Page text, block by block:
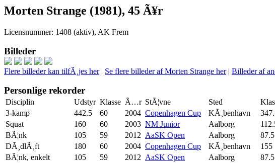
Morten Strange (1981), 45 Ã¥r
Licensnummer: 1408 (aktiv), AK Frem
Billeder
Flere billeder kan tilfÃ¸jes her| Se flere billeder af Morten Strange her| Billeder af
Personlige rekorder
Disciplin Udstyr Klasse Ã…r StÃ¦vne Sted
3-kamp
442.5 60 2004 Copenhagen Cup KÃ¸benhavn
Squat
160 60 2003 NM Junior Aalborg
BÃ¦nk
105 59 2012 AaSK Open Aalborg 87.5
DÃ¸dlÃ¸ft
180 60 2004 Copenhagen Cup KÃ¸benhavn 155
BÃ¦nk, enkelt
105 59 2012 AaSK Open Aalborg 87.5